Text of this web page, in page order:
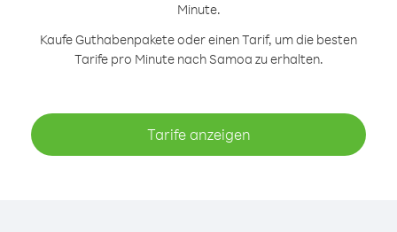
Minute.
Kaufe Guthabenpakete oder einen Tarif, um die besten
Tarife pro Minute nach Samoa zu erhalten.
Tarife anzeigen